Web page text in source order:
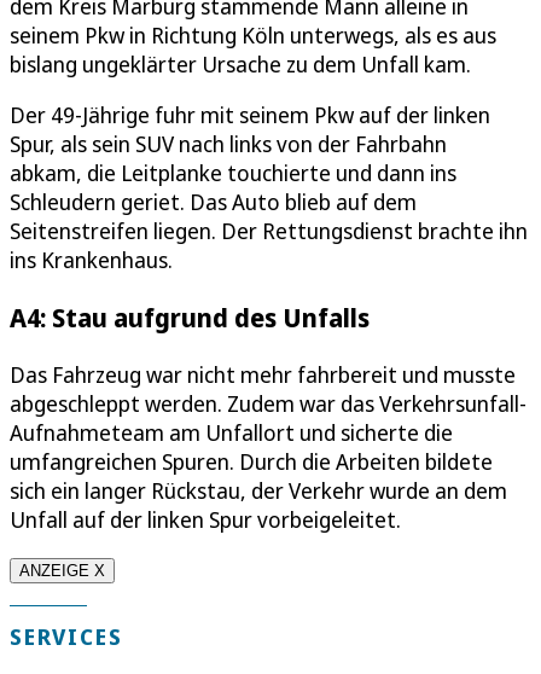
seinem Pkw in Richtung Köln unterwegs, als es aus
bislang ungeklärter Ursache zu dem Unfall kam.
Der 49-Jährige fuhr mit seinem Pkw auf der linken
Spur, als sein SUV nach links von der Fahrbahn
abkam, die Leitplanke touchierte und dann ins
Schleudern geriet. Das Auto blieb auf dem
Seitenstreifen liegen. Der Rettungsdienst brachte ihn
ins Krankenhaus.
A4: Stau aufgrund des Unfalls
Das Fahrzeug war nicht mehr fahrbereit und musste
abgeschleppt werden. Zudem war das Verkehrsunfall-
Aufnahmeteam am Unfallort und sicherte die
umfangreichen Spuren. Durch die Arbeiten bildete
sich ein langer Rückstau, der Verkehr wurde an dem
Unfall auf der linken Spur vorbeigeleitet.
ANZEIGE X
SERVICES